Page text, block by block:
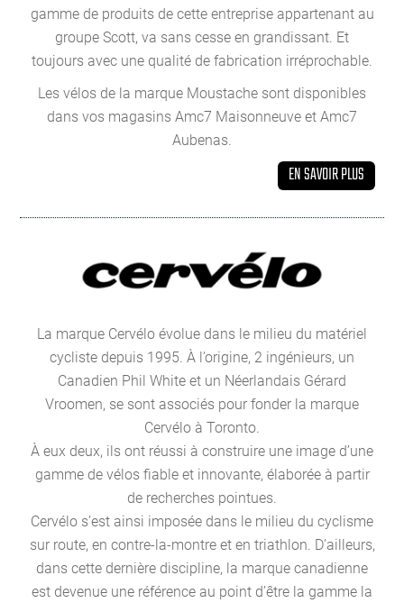
gamme de produits de cette entreprise appartenant au
groupe Scott, va sans cesse en grandissant. Et
toujours avec une qualité de fabrication irréprochable.
Les vélos de la marque Moustache sont disponibles
dans vos magasins Amc7 Maisonneuve et Amc7
Aubenas.
EN SAVOIR PLUS
La marque Cervélo évolue dans le milieu du matériel
cycliste depuis 1995. À l’origine, 2 ingénieurs, un
Canadien Phil White et un Néerlandais Gérard
Vroomen, se sont associés pour fonder la marque
Cervélo à Toronto.
À eux deux, ils ont réussi à construire une image d’une
gamme de vélos fiable et innovante, élaborée à partir
de recherches pointues.
Cervélo s’est ainsi imposée dans le milieu du cyclisme
sur route, en contre-la-montre et en triathlon. D’ailleurs,
dans cette dernière discipline, la marque canadienne
est devenue une référence au point d’être la gamme la